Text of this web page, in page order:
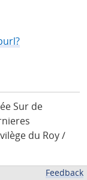
Sur de
du Roy /
Feedback